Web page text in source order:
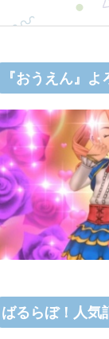
『おうえん』よ
ばるらぼ！人気